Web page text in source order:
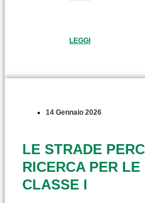
LEGGI
14 Gennaio 2026
LE STRADE
RICERCA PER LE
CLASSE I